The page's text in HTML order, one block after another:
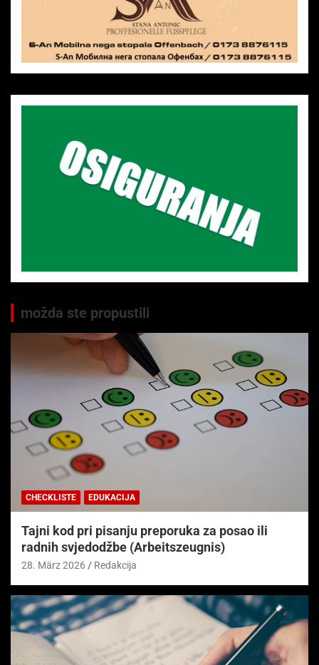
možda ste propustili
CHECKLISTE EDUKACIJA
Tajni kod pri pisanju preporuka za posao ili
radnih svjedodžbe (Arbeitszeugnis)
28. März 2026 Redakcija